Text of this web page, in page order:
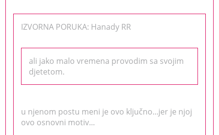
IZVORNA PORUKA: Hanady RR
ali jako malo vremena provodim sa svojim
djetetom.
u njenom postu meni je ovo ključno...jer je njoj
ovo osnovni motiv...